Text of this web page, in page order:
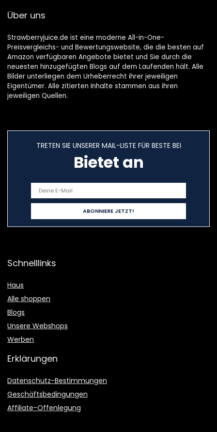
Über uns
Strawberryjuice.de ist eine moderne All-in-One-
Preisvergleichs- und Bewertungswebsite, die die besten auf
Amazon verfügbaren Angebote bietet und Sie durch die
neuesten hinzugefügten Blogs auf dem Laufenden hält. Alle
Bilder unterliegen dem Urheberrecht ihrer jeweiligen
Eigentümer. Alle zitierten Inhalte stammen aus ihren
jeweiligen Quellen.
TRETEN SIE UNSERER MAIL-LISTE FÜR BESTE BEI
Bietet an
Schnelllinks
Haus
Alle shoppen
Blogs
Unsere Webshops
Werben
Erklärungen
Datenschutz-Bestimmungen
Geschäftsbedingungen
Affiliate-Offenlegung